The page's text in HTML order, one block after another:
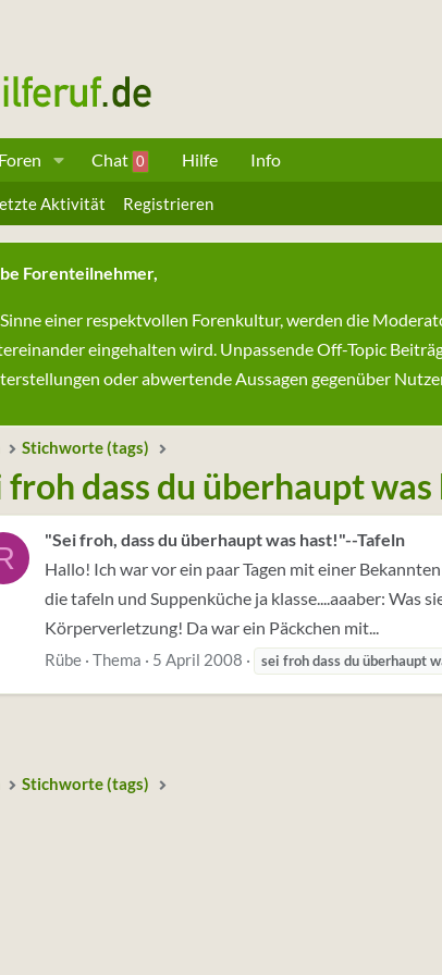
Foren Chat 0 Hilfe Info
Aktivität Registrieren
Forenteilnehmer,
einer respektvollen Forenkultur, werden die
eingehalten wird. Unpassende Off-Topic
oder abwertende Aussagen gegenüber
Stichworte (tags)
froh dass du überhaupt
"Sei froh, dass du überhaupt was hast!"--Tafeln
Hallo! Ich war vor ein paar Tagen mit einer
die tafeln und Suppenküche ja klasse....aaaber: Was
Körperverletzung! Da war ein Päckchen mit...
Rübe Thema 5 April 2008 sei frohdassduüberhaupt
Stichworte (tags)